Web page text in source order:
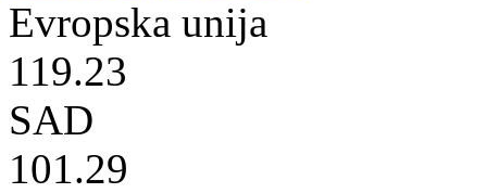
Evropska unija
119.23
SAD
101.29